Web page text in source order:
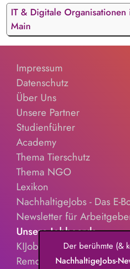
IT & Digitale Organisationen
Main
Impressum
Datenschutz
Über Uns
Unsere Partner
Studienführer
Academy
Thema Tierschutz
Thema NGO
Lexikon
NachhaltigeJobs - Das E-
Newsletter für
Unsere Jobboards
KIJobs.de
RemoteJobs.de
Der berühmte (&
NachhaltigeJobs-